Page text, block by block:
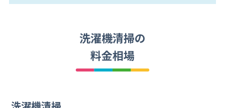
洗濯機清掃の
料金相場